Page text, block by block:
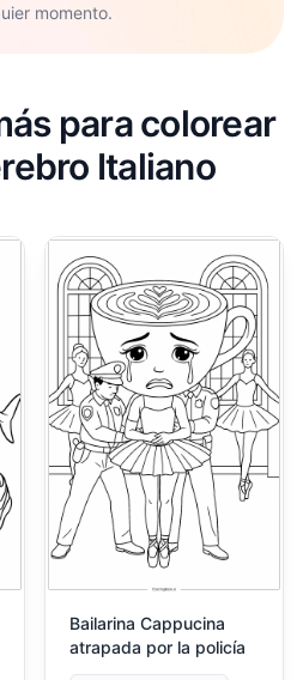
momento.
para colorear
Italiano
Bailarina Cappucina
atrapada por la policía